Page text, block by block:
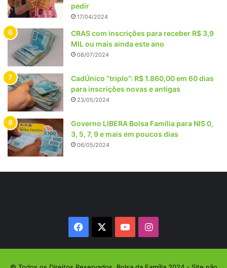
pedir
17/04/2024
CRAS com inscrições para receber R$ 3,9
MIL ou mais ainda este ano
08/07/2024
CadÚnico “triplo”: R$ 1.860,00 em 60 dias
para inscrições novas e antigas
23/05/2024
Governo LIBERA Bolsa Família para NIS 0,
3, 5, 7, 9 e mais em poucos dias
06/05/2024
Facebook YouTubeInstagram